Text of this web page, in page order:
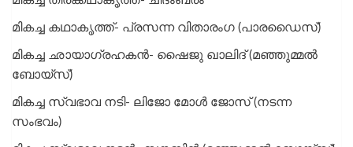
മികച്ച കഥാകൃത്ത്- പ്രസന്ന വിതാരംഗ (പാരഡൈസ്)
മികച്ച ഛായാ​ഗ്രഹകൻ- ഷൈജു ഖാലിദ് (മഞ്ഞുമ്മൽ
ബോയ്സ്)
മികച്ച സ്വഭാവ നടി- ലിജോ മോൾ ജോസ് (നടന്ന
സംഭവം)